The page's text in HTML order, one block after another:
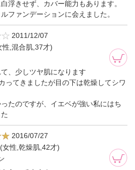
浮きせず、カバー能力もあります。
ファンデーションに会えました。
2011/12/07
性,混合肌,37才)
、少しツヤ肌になります
ってきましたが目の下は乾燥してシワ
たのですが、イエベが強い私にはち
2016/07/27
女性,乾燥肌,42才)